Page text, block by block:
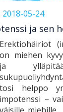
2018-05-24
ja sen
Erektiohäiriot
on miehen
ja
tosi helppo
impotenssi –